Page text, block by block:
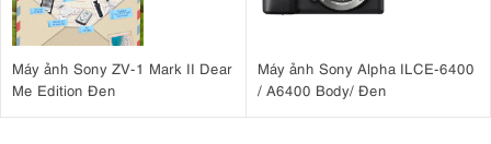
Máy ảnh Sony ZV-1 Mark II Dear
Me Edition Đen
Máy ảnh Sony Alpha ILCE-6400
/ A6400 Body/ Đen